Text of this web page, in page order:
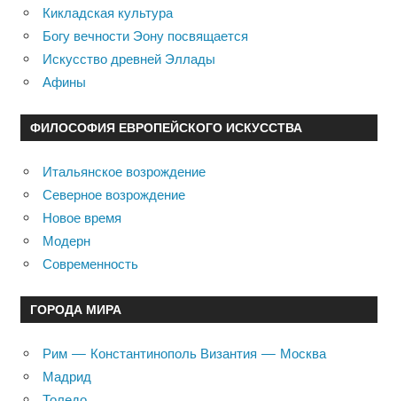
Кикладская культура
Богу вечности Эону посвящается
Искусство древней Эллады
Афины
ФИЛОСОФИЯ ЕВРОПЕЙСКОГО ИСКУССТВА
Итальянское возрождение
Северное возрождение
Новое время
Модерн
Современность
ГОРОДА МИРА
Рим — Константинополь Византия — Москва
Мадрид